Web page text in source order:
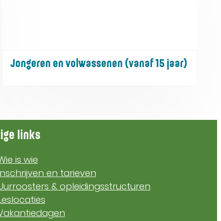
Jongeren en volwassenen (vanaf 15 jaar)
links
is wie
en tarieven
& opleidingsstructuren